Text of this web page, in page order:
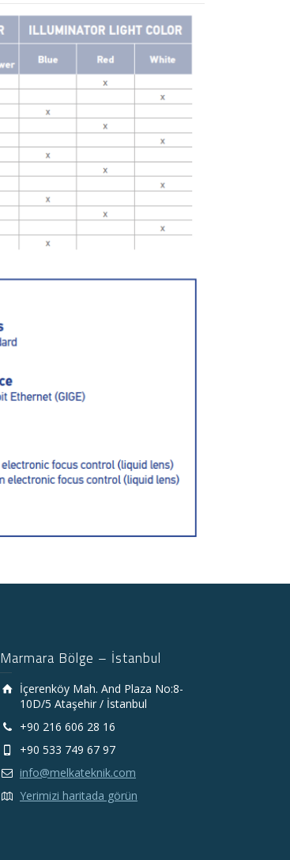
Marmara Bölge – İstanbul
İçerenköy Mah. And Plaza No:8-
10D/5 Ataşehir / İstanbul
+90 216 606 28 16
+90 533 749 67 97
info@melkateknik.com
Yerimizi haritada görün